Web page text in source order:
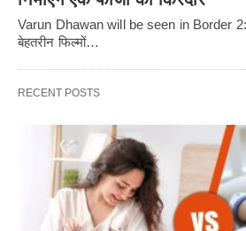
Varun Dhawan will be seen in Border 2:
बेहतरीन फिल्मों…
RECENT POSTS